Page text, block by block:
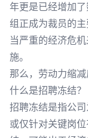
年更是已经增加
组正成为裁员的主
当严重的经济危
施。
那么，劳动力缩
什么是招聘冻结？
招聘冻结是指公
或仅针对关键岗